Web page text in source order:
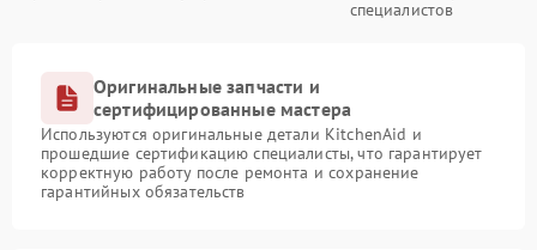
специалистов
Оригинальные запчасти и
сертифицированные мастера
Используются оригинальные детали KitchenAid и
прошедшие сертификацию специалисты, что гарантирует
корректную работу после ремонта и сохранение
гарантийных обязательств